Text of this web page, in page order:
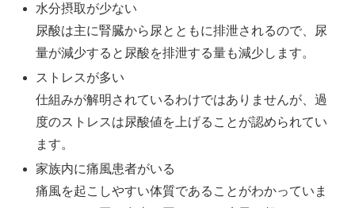
水分摂取が少ない
尿酸は主に腎臓から尿とともに排泄されるので、尿
量が減少すると尿酸を排泄する量も減少します。
ストレスが多い
仕組みが解明されているわけではありませんが、過
度のストレスは尿酸値を上げることが認められてい
ます。
家族内に痛風患者がいる
痛風を起こしやすい体質であることがわかっていま